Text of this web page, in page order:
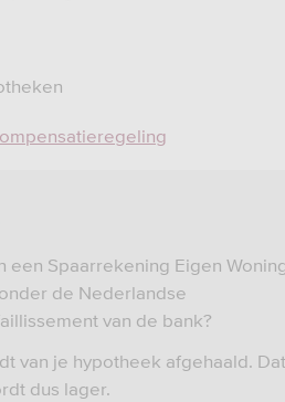
Spaarrekening Eigen
de Nederlandse
van de bank?
van je hypotheek afgehaald.
dus lager.